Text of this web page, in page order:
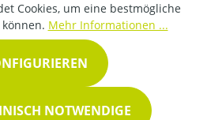
Cookies, um eine bestmögliche
Mehr Informationen ...
NOTWENDIGE